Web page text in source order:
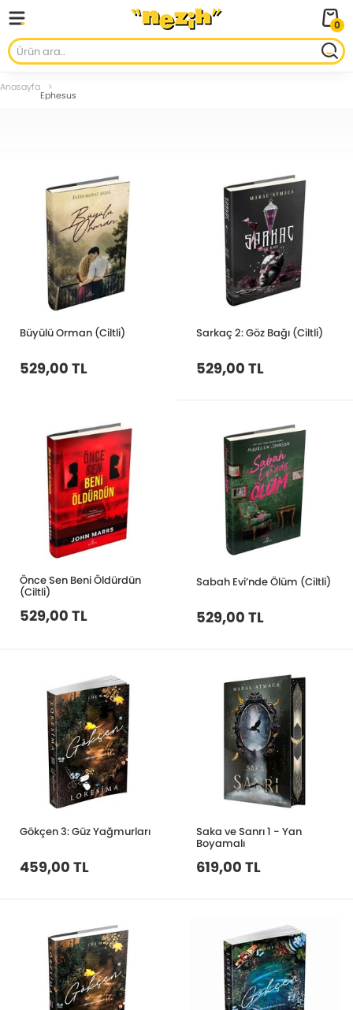
0
Anasayfa
Ephesus
Büyülü Orman (Ciltli)
529,00 TL
Sarkaç 2: Göz Bağı (Ciltli)
529,00 TL
Önce Sen Beni Öldürdün
(Ciltli)
529,00 TL
Sabah Evi’nde Ölüm (Ciltli)
529,00 TL
Gökçen 3: Güz Yağmurları
459,00 TL
Saka ve Sanrı 1 - Yan
Boyamalı
619,00 TL